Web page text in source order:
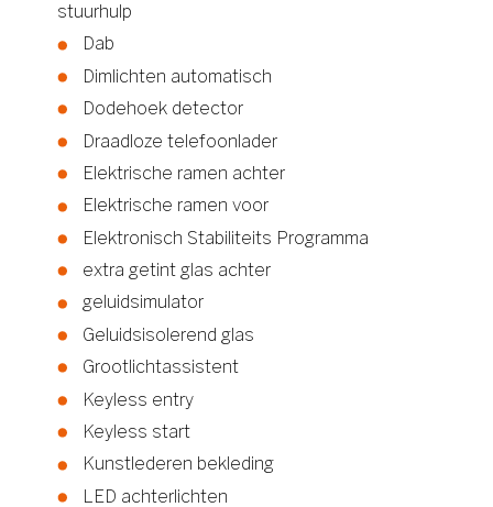
stuurhulp
Dab
Dimlichten automatisch
Dodehoek detector
Draadloze telefoonlader
Elektrische ramen achter
Elektrische ramen voor
Elektronisch Stabiliteits Programma
extra getint glas achter
geluidsimulator
Geluidsisolerend glas
Grootlichtassistent
Keyless entry
Keyless start
Kunstlederen bekleding
LED achterlichten